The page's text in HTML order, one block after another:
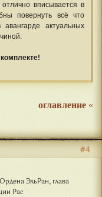
вписывается в
повернуть всё что
актуальных
оглавление «
ЭльРан, глава
Рас
#4